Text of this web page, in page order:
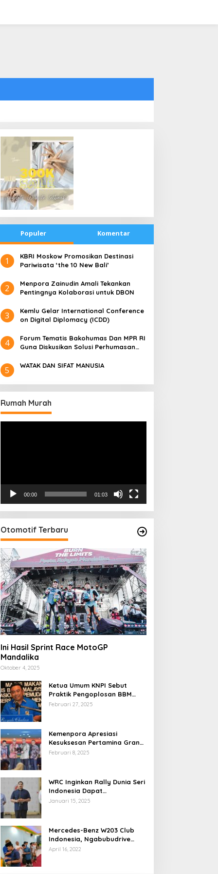
Populer Komentar
1
​KBRI Moskow Promosikan Destinasi
Pariwisata ‘the 10 New Bali’
2
​Menpora Zainudin Amali Tekankan
Pentingnya Kolaborasi untuk DBON
3
​Kemlu Gelar International Conference
on Digital Diplomacy (ICDD)
4
Forum Tematis Bakohumas Dan MPR RI
Guna Diskusikan Solusi Perhumasan
Masing
5 WATAK DAN SIFAT MANUSIA
Rumah Murah
00:00 01:03
Otomotif Terbaru
Ini Hasil Sprint Race MotoGP
Mandalika
Oktober 4, 2025
Ketua Umum KNPI Sebut
Praktik Pengoplosan BBM
Cederai Kepercayaan
Februari 27, 2025
Kemenpora Apresiasi
Kesuksesan Pertamina Grand
Prix of Indonesia 2024
Februari 8, 2025
WRC Inginkan Rally Dunia Seri
Indonesia Dapat
Terselenggara 2026
Januari 15, 2025
Mercedes-Benz W203 Club
Indonesia, Ngabubudrive
Ramadhan 2022
April 16, 2022